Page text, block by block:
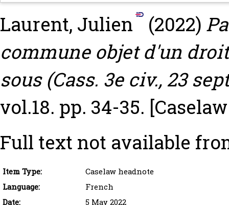
Laurent, Julien (2022)
commune objet d'un
sous (Cass. 3e civ., 23
vol.18. pp. 34-35.
Full text not available
Item Type:
Caselaw headnote
Language:
French
Date:
5 May 2022